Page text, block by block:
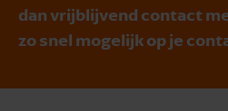
dan vrijblijvend contact
zo snel mogelijk op je